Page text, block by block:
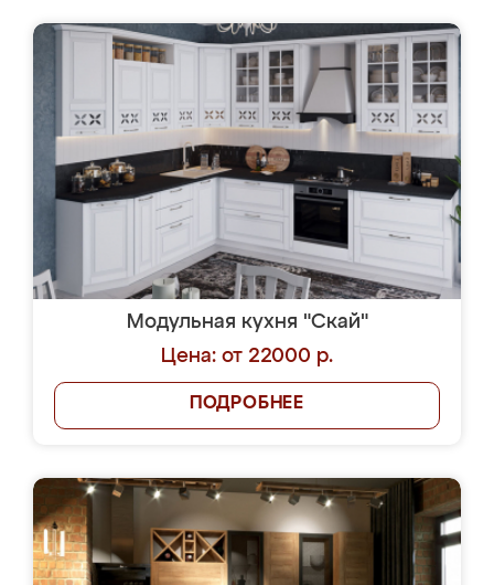
Модульная кухня "Скай"
Цена: от 22000 р.
ПОДРОБНЕЕ